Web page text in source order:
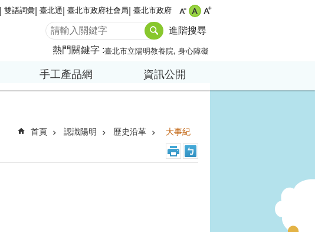
雙語詞彙 臺北通 臺北市政府社會局 臺北市政府
進階搜尋
熱門關鍵字 臺北市立陽明教養院 身心障礙
手工產品網 資訊公開
首頁 認識陽明 歷史沿革 大事紀